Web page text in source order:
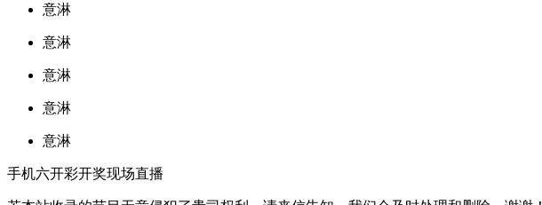
意淋
意淋
意淋
意淋
意淋
手机六开彩开奖现场直播